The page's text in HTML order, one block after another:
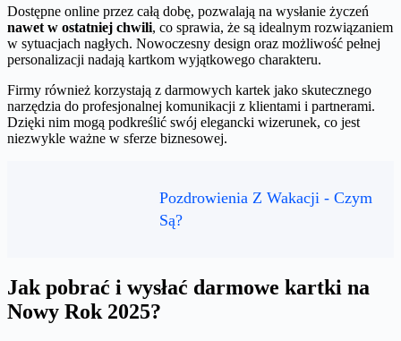
Dostępne online przez całą dobę, pozwalają na wysłanie życzeń
nawet w ostatniej chwili, co sprawia, że są idealnym rozwiązaniem
w sytuacjach nagłych. Nowoczesny design oraz możliwość pełnej
personalizacji nadają kartkom wyjątkowego charakteru.
Firmy również korzystają z darmowych kartek jako skutecznego
narzędzia do profesjonalnej komunikacji z klientami i partnerami.
Dzięki nim mogą podkreślić swój elegancki wizerunek, co jest
niezwykle ważne w sferze biznesowej.
Pozdrowienia Z Wakacji - Czym
Są?
Jak pobrać i wysłać darmowe kartki na
Nowy Rok 2025?